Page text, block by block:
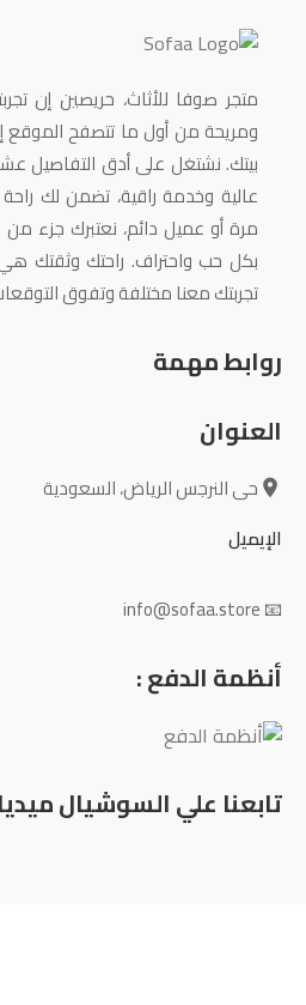
متجر صوفا للأثاث، حريصين إن
ومريحة من أول ما تتصفح الموقع
بيتك. نشتغل على أدق التفاصيل
عالية وخدمة راقية، تضمن لك
مرة أو عميل دائم، نعتبرك جزء
بكل حب واحتراف. راحتك وثقتك هي
تجربتك معنا مختلفة وتفوق
روابط مهمة
العنوان
حى النرجس الرياض، السعودية
الإيميل
📧 info@sofaa.store
أنظمة الدفع :
تابعنا علي السوشيال